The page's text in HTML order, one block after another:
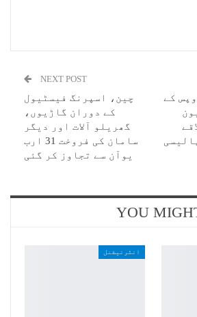
کے
NEXT POST
چین، اسپرنگ فیسٹیول
کے دوران گاڑیوں،
گھریلو آلات اور دیگر
سامان کی فروخت 31 ارب
یوآن سے تجاوز کر گئی
YOU
انٹرنیشنل